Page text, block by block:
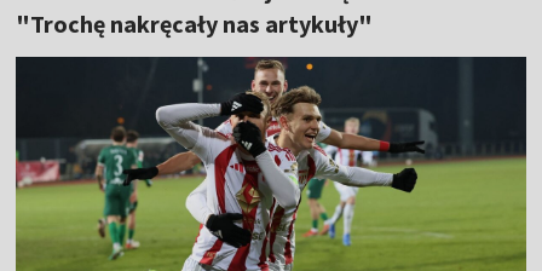
"Trochę nakręcały nas artykuły"